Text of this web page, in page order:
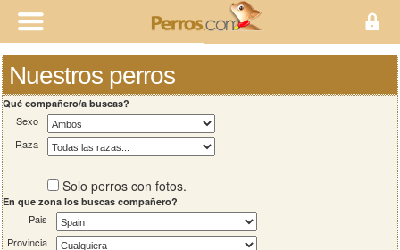
Nuestros perros
Qué compañero/a buscas?
Sexo
Raza
Solo perros con fotos.
En que zona los buscas compañero?
Pais
Provincia